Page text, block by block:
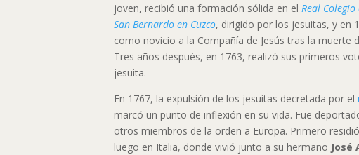
joven, recibió una formación sólida en elReal
San Bernardo en Cuzco, dirigido por los jesuitas, y en
como novicio a la Compañía de Jesús tras la muerte
Tres años después, en 1763, realizó sus primeros
jesuita.
En 1767, la expulsión de los jesuitas decretada por el
marcó un punto de inflexión en su vida. Fue
otros miembros de la orden a Europa. Primero
luego en Italia, donde vivió junto a su hermano José